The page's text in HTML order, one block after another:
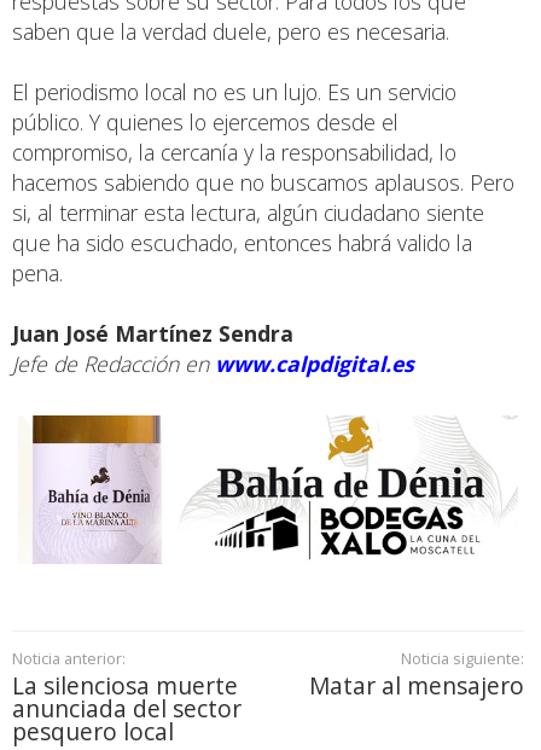
saben que la verdad duele, pero es necesaria.
El periodismo local no es un lujo. Es un servicio
público. Y quienes lo ejercemos desde el
compromiso, la cercanía y la responsabilidad, lo
hacemos sabiendo que no buscamos aplausos. Pero
si, al terminar esta lectura, algún ciudadano siente
que ha sido escuchado, entonces habrá valido la
pena.
Juan José Martínez Sendra
Jefe de Redacción en www.calpdigital.es
Noticia anterior:
La silenciosa muerte
anunciada del sector
pesquero local
Noticia siguiente:
Matar al mensajero